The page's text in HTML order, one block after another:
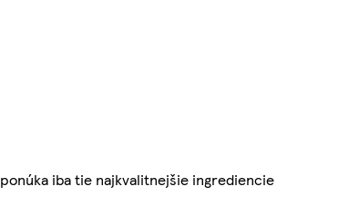
iba tie najkvalitnejšie ingrediencie